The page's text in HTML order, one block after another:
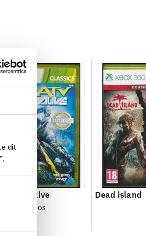
dit
ATV alive
Studios
Dead island